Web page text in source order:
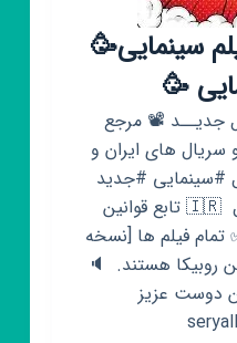
سینمایی🥳
🥳
جدیــد 📽 مرجع
سریال های ایران و
#سینمایی #جدید
#کمدی #فیلم #سریال ‌ ‌🇮🇷 تابع قوانین
تمام فیلم ها [نسخه
روبیکا هستند‌. ‌‌ 🔈
دوست عزیز